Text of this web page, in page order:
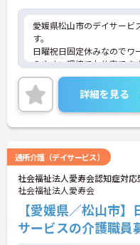
愛媛県松山市のデイサービ
す。
日曜祝日固定休みなのでワ
えやすい環境でお仕事でき
ため、あなたの頑張りがし
ご興味のある方は、面接の
のでお気軽にお問い合せく
詳細を見る
通所介護（デイサービス）
社会福祉法人愛寿会認知症対
社会福祉法人愛寿会
【愛媛県／松山市
サービスの介護職